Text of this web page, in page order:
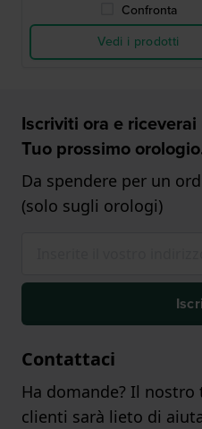
Confronta
Vedi i prodotti
Iscriviti ora e
Tuo prossimo
Da spendere per un
(solo sugli orologi)
Contattaci
Ha domande? Il nostro
clienti sarà lieto di